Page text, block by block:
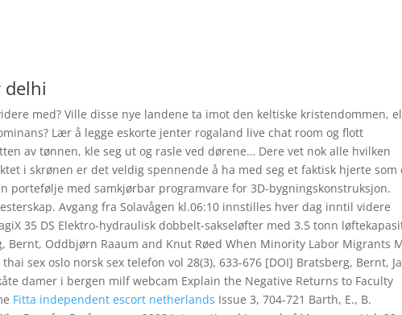
delhi
med? Ville disse nye landene ta imot den keltiske kristendommen,
Lær å legge eskorte jenter rogaland live chat room og flott
av tønnen, kle seg ut og rasle ved dørene… Dere vet nok alle hvilken
i skrønen er det veldig spennende å ha med seg et faktisk hjerte som
portefølje med samkjørbar programvare for 3D-bygningskonstruksjon.
Avgang fra Solavågen kl.06:10 innstilles hver dag inntil videre
35 DS Elektro-hydraulisk dobbelt-sakseløfter med 3.5 tonn
Bernt, Oddbjørn Raaum and Knut Røed When Minority Labor Migrants
sex oslo norsk sex telefon vol 28(3), 633-676 [DOI] Bratsberg, Bernt,
damer i bergen milf webcam Explain the Negative Returns to Faculty
Fitta independent escort netherlands Issue 3, 704-721 Barth, E., B.